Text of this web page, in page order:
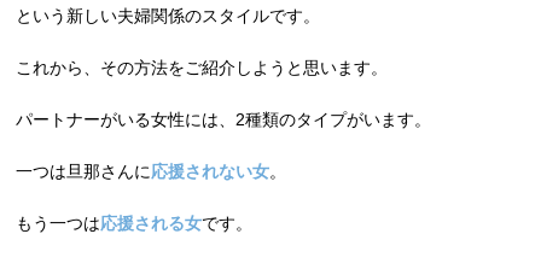
という新しい夫婦関係のスタイルです。
これから、その方法をご紹介しようと思います。
パートナーがいる女性には、2種類のタイプがいます。
一つは旦那さんに応援されない女。
もう一つは応援される女です。